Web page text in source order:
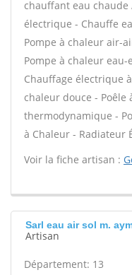
chauffant eau
électrique - Chauffe
Pompe à chaleur air-
Pompe à chaleur
Chauffage électrique
chaleur douce - Poêle
thermodynamique -
à Chaleur - Radiateur
Voir la fiche artisan :
Sarl eau air sol m.
Artisan
Département: 13